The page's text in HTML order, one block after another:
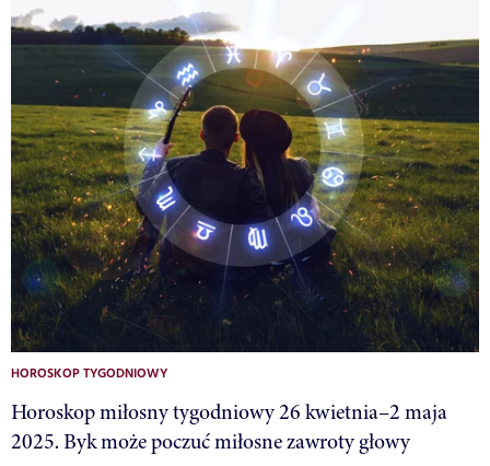
HOROSKOP TYGODNIOWY
Horoskop miłosny tygodniowy 26 kwietnia–2 maja
2025. Byk może poczuć miłosne zawroty głowy